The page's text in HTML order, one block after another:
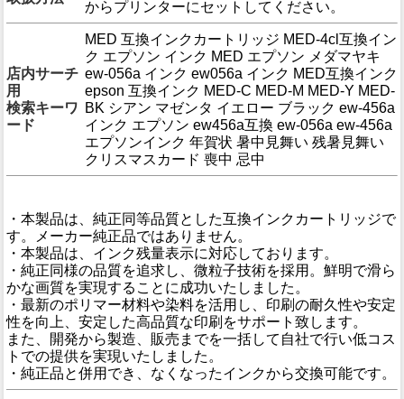
からプリンターにセットしてください。
店内サーチ
用
検索キーワ
ード
MED 互換インクカートリッジ MED-4cl互換イン
ク エプソン インク MED エプソン メダマヤキ
ew-056a インク ew056a インク MED互換インク
epson 互換インク MED-C MED-M MED-Y MED-
BK シアン マゼンタ イエロー ブラック ew-456a
インク エプソン ew456a互換 ew-056a ew-456a
エプソンインク 年賀状 暑中見舞い 残暑見舞い
クリスマスカード 喪中 忌中
・本製品は、純正同等品質とした互換インクカートリッジで
す。メーカー純正品ではありません。
・本製品は、インク残量表示に対応しております。
・純正同様の品質を追求し、微粒子技術を採用。鮮明で滑ら
かな画質を実現することに成功いたしました。
・最新のポリマー材料や染料を活用し、印刷の耐久性や安定
性を向上、安定した高品質な印刷をサポート致します。
また、開発から製造、販売までを一括して自社で行い低コス
トでの提供を実現いたしました。
・純正品と併用でき、なくなったインクから交換可能です。